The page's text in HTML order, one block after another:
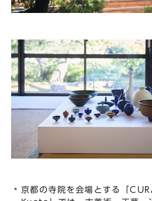
京都の寺院を会場とする「